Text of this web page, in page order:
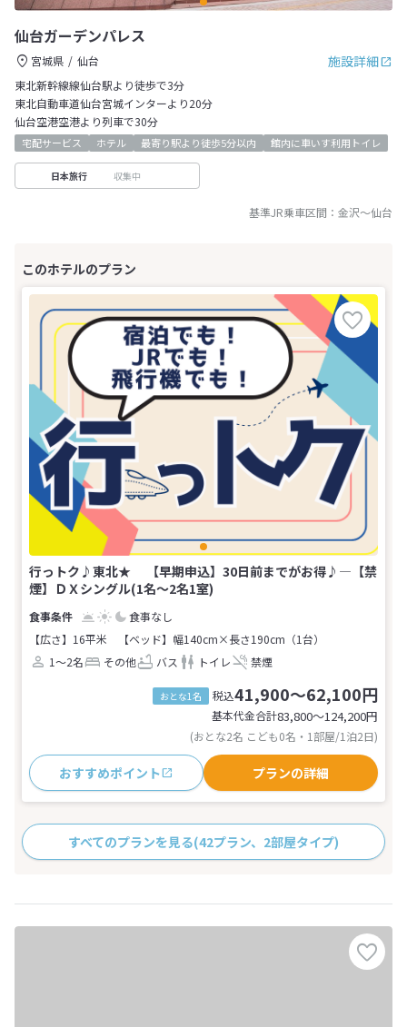
仙台ガーデンパレス
施設詳細
宮城県
仙台
東北新幹線線仙台駅より徒歩で3分
東北自動車道仙台宮城インターより20分
仙台空港空港より列車で30分
宅配サービス ホテル 最寄り駅より徒歩5分以内 館内に車いす利用トイレ
日本旅行 収集中
基準JR乗車区間： 金沢～仙台
行っトク♪東北★ 【早期申込】30日前までがお得♪―【禁
煙】ＤＸシングル(1名～2名1室)
食事なし
【広さ】16平米
【ベッド】幅140cm×長さ190cm（1台）
1～2名
その他 バス トイレ 禁煙
おとな1名 税込41,900～62,100円
基本代金合計83,800〜124,200円
(おとな2名 こども0名・1部屋/1泊2日)
おすすめポイント プランの詳細
すべてのプランを見る(42プラン、2部屋タイプ)